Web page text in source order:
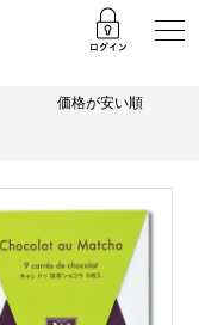
価格が安い順